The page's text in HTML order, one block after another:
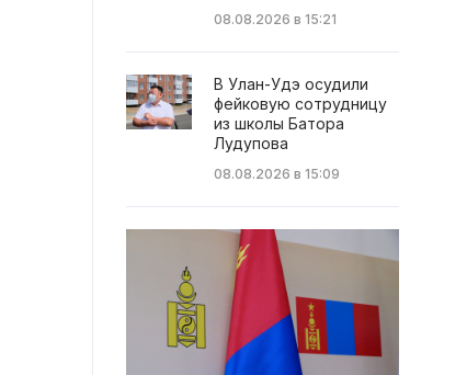
08.08.2026 в 15:21
В Улан-Удэ осудили
фейковую сотрудницу
из школы Батора
Лудупова
08.08.2026 в 15:09